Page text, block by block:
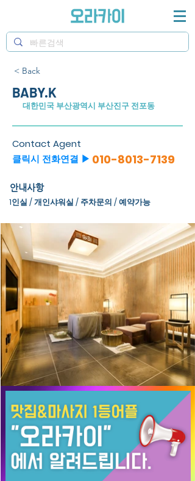
< Back
BABY.K
대한민국 부산광역시 부산진구 전포동
Contact Agent
클릭시 전화연결 ▶ 010-8013-7139
안내사항
1인실 / 개인샤워실 / 주차문의 / 예약가능